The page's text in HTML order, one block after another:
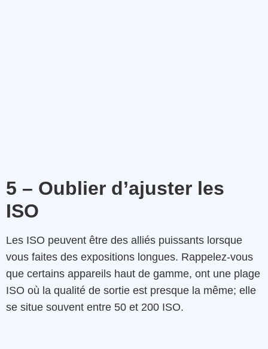
5 – Oublier d’ajuster les
ISO
Les ISO peuvent être des alliés puissants lorsque
vous faites des expositions longues. Rappelez-vous
que certains appareils haut de gamme, ont une plage
ISO où la qualité de sortie est presque la même; elle
se situe souvent entre 50 et 200 ISO.